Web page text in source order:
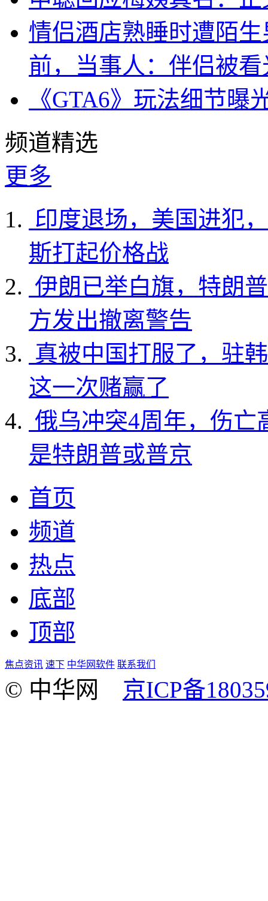
情侣酒店熟睡时遭陌
前，当事人：伴侣被看
《GTA6》玩法细节
频道精选
更多
印度退场，美国进犯
斯打起价格战
伊朗已举白旗，特朗
方发出撤离警告
真被中国打服了，驻
这一次赌赢了
俄乌冲突4周年，伤亡
是特朗普或普京
首页
频道
热点
底部
顶部
焦点资讯 速下 中华网软件 联系我们
© 中华网 京ICP备